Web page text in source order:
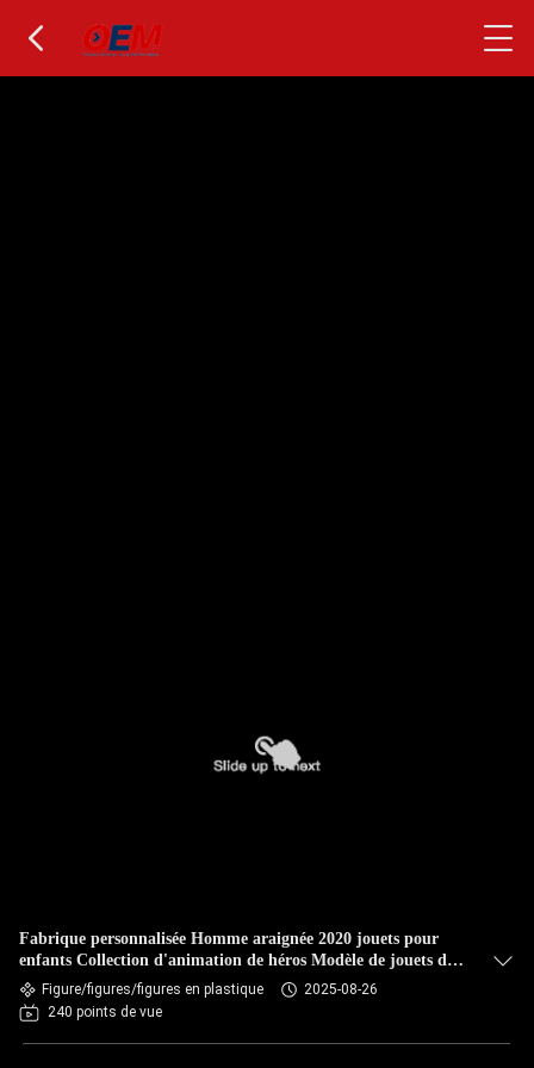
Fabrique personnalisée Homme araignée 2020 jouets pour
enfants Collection d'animation de héros Modèle de jouets de
figure d'action en PVC Jouets pour enfants Cadeau
Figure/figures/figures en plastique
2025-08-26
240 points de vue